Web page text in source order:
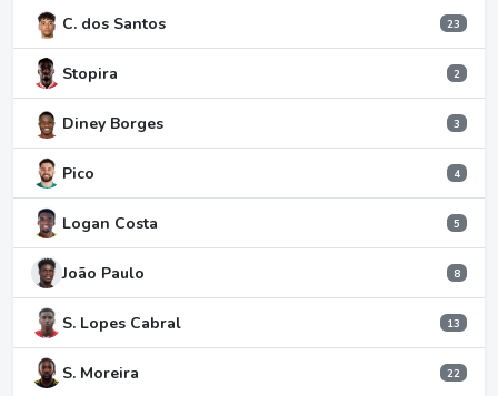
C. dos Santos 23
Stopira 2
Diney Borges 3
Pico 4
Logan Costa 5
João Paulo 8
S. Lopes Cabral 13
S. Moreira 22